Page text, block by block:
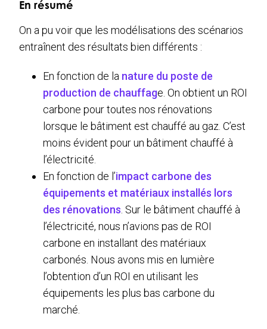
En résumé
On a pu voir que les modélisations des scénarios
entraînent des résultats bien différents :
En fonction de la nature du poste de
production de chauffage. On obtient un ROI
carbone pour toutes nos rénovations
lorsque le bâtiment est chauffé au gaz. C’est
moins évident pour un bâtiment chauffé à
l’électricité.
En fonction de l’impact carbone des
équipements et matériaux installés lors
des rénovations. Sur le bâtiment chauffé à
l’électricité, nous n’avions pas de ROI
carbone en installant des matériaux
carbonés. Nous avons mis en lumière
l’obtention d’un ROI en utilisant les
équipements les plus bas carbone du
marché.